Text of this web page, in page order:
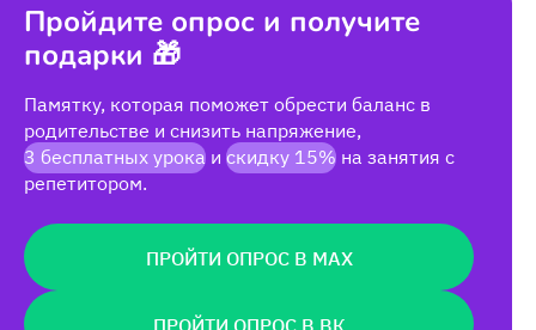
Пройдите опрос и получите
подарки 🎁
Памятку, которая поможет обрести баланс в
родительстве и снизить напряжение,
3 бесплатных урока и скидку 15% на занятия с
репетитором.
ПРОЙТИ ОПРОС В MAX
ПРОЙТИ ОПРОС В ВК